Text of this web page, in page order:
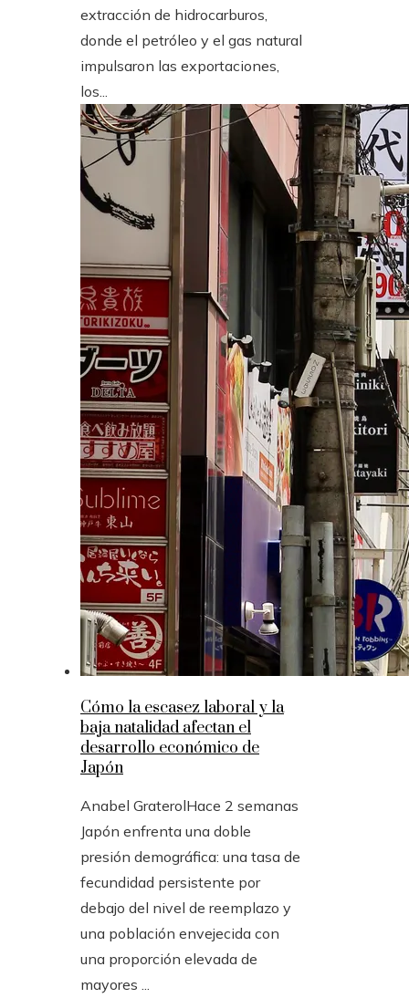
extracción de hidrocarburos,
donde el petróleo y el gas natural
impulsaron las exportaciones,
los...
Cómo la escasez laboral y la
baja natalidad afectan el
desarrollo económico de
Japón
Anabel GraterolHace 2 semanas
Japón enfrenta una doble
presión demográfica: una tasa de
fecundidad persistente por
debajo del nivel de reemplazo y
una población envejecida con
una proporción elevada de
mayores ...